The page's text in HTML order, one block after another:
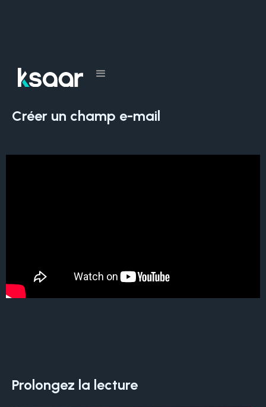
Créer un champ e-mail
Prolongez la lecture